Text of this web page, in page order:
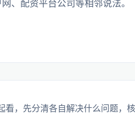
、配资平台公司等相邻说法。
看，先分清各自解决什么问题，